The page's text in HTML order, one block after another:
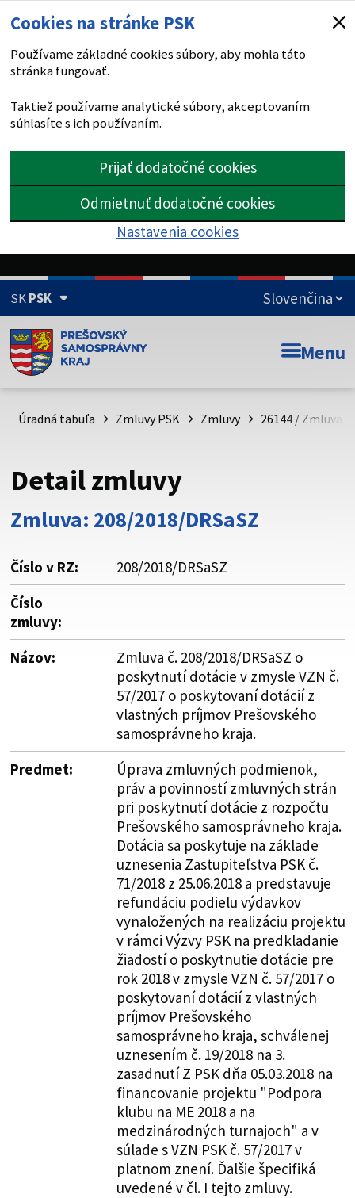
Cookies na stránke PSK
Používame základné cookies súbory, aby mohla táto
stránka fungovať.
Taktiež používame analytické súbory, akceptovaním
súhlasíte s ich používaním.
Prijať dodatočné cookies
Odmietnuť dodatočné cookies
Nastavenia cookies
SKPSK
Doména psk.sk je oficiálna
Toto je oficiálna webová stránka Prešovského
psk.sk.
Buďte pozorní a vždy sa uistite, že zdieľate informácie iba
cez zabezpečenú webovú stránku. Zabezpečená stránka
vždy začína https:// pred názvom domény webového sídla.
Menu
Úradná tabuľa Zmluvy PSK Zmluvy 26144 / Zmluva
Detail zmluvy
Zmluva: 208/2018/DRSaSZ
Číslo v RZ:
208/2018/DRSaSZ
Číslo
zmluvy:
Názov:
Zmluva č. 208/2018/DRSaSZ o
poskytnutí dotácie v zmysle VZN č.
57/2017 o poskytovaní dotácií z
vlastných príjmov Prešovského
samosprávneho kraja.
Predmet:
Úprava zmluvných podmienok,
práv a povinností zmluvných strán
pri poskytnutí dotácie z rozpočtu
Prešovského samosprávneho kraja.
Dotácia sa poskytuje na základe
uznesenia Zastupiteľstva PSK č.
71/2018 z 25.06.2018 a predstavuje
refundáciu podielu výdavkov
vynaložených na realizáciu projektu
v rámci Výzvy PSK na predkladanie
žiadostí o poskytnutie dotácie pre
rok 2018 v zmysle VZN č. 57/2017 o
poskytovaní dotácií z vlastných
príjmov Prešovského
samosprávneho kraja, schválenej
uznesením č. 19/2018 na 3.
zasadnutí Z PSK dňa 05.03.2018 na
financovanie projektu "Podpora
klubu na ME 2018 a na
medzinárodných turnajoch" a v
súlade s VZN PSK č. 57/2017 v
platnom znení. Ďalšie špecifiká
uvedené v čl. I tejto zmluvy.